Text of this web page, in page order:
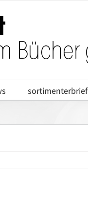
sortimenterbrief